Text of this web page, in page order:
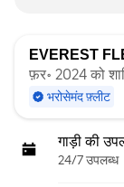
EVEREST
फ़र॰ 2024 को
भरोसेमंद फ़्लीट
गाड़ी की
24/7 उपलब्ध